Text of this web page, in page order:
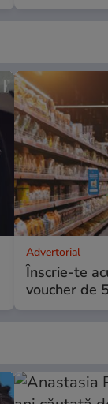
Advertorial
Înscrie-te
voucher de